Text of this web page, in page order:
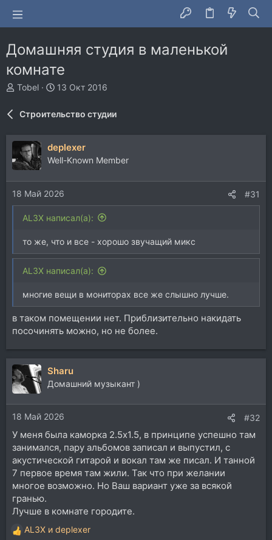
Домашняя студия в маленькой
комнате
А
т
р
т
е
м
Tobel
Д
н
а
ч
а
13 Окт 2016
Строительство студии
deplexer
Well-Known Member
18 Май 2026 #31
AL3X написал(а):
то же, что и все - хорошо звучащий микс
AL3X написал(а):
многие вещи в мониторах все же слышно лучше.
в таком помещении нет. Приблизительно накидать
посочинять можно, но не более.
Sharu
Домашний музыкант )
18 Май 2026 #32
У меня была каморка 2.5х1.5, в принципе успешно там
занимался, пару альбомов записал и выпустил, с
акустической гитарой и вокал там же писал. И танной
7 первое время там жили. Так что при желании
многое возможно. Но Ваш вариант уже за всякой
гранью.
Лучше в комнате городите.
Р
AL3X и deplexer